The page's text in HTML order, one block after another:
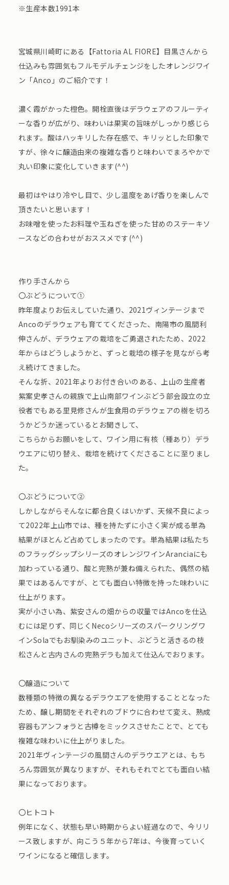
※生産本数1991本
宮城県川崎町にある【Fattoria AL FIORE】目黒さんから
仕込みも雰囲気もフルモデルチェンジをしたオレンジワイ
ン「Anco」のご紹介です！
濃く霞がかった橙色。開栓直後はデラウェアのフルーティ
ーな香りが広がり、味わいは果実の旨味がしっかり感じら
れます。酸はハッキリした存在感で、キリッとした印象で
すが、徐々に醸造由来の複雑な香りと味わいでまろやかで
丸い印象に変化していきます(^^)
最初はやはり冷やし目で、少し温度をあげ香りを楽しんで
頂きたいと思います！
お味噌を使ったお料理や玉ねぎを使った甘めのステーキソ
ースなどの合わせがおススメです(^^)
作り手さんから
〇ぶどうについて①
昨年度よりお伝えしていた通り、2021ヴィンテージまで
Ancoのデラウェアも育ててくださった、南陽市の風間利
伸さんが、デラウェアの栽培をご勇退されたため、2022
年からはどうしようかと、ずっと栽培の様子を見ながら考
え続けてきました。
そんな折、2021年よりお付き合いのある、上山の生産者
紫案史孝さんの親族で上山南部ワインぶどう部会設立の立
役者でもある里見修さんが生食用のデラウェアの樹を切ろ
うかどうか迷っているとお聞きして、
こちらからお願いをして、ワイン用に有核（種あり）デラ
ウエアに切り替え、栽培を続けてくださることに至りまし
た。
〇ぶどうについて②
しかしながらそんなに都合良くはいかず、天候不良によっ
て2022年上山市では、種を持たずに小さく実が成る単為
結果がほとんど占めてしまったのです。単為結果は私たち
のフラッグシップシリーズのオレンジワインAranciaにも
加わっている通り、酸と完熟が兼ね備えられた、偶然の結
果ではあるんですが、とても面白い特徴を持った味わいに
仕上がります。
実が小さい為、紫安さんの畑からの収量ではAncoを仕込
むには足りず、同じくNecoシリーズのスパークリングワ
インSolaでもお馴染みのユニット、ぶどうと活きるの枝
松さんと古内さんの完熟デラも加えて仕込んでおります。
〇醸造について
数種類の特徴の異なるデラウエアを使用することとなった
ため、醸し期間をそれぞれのブドウに合わせて変え、熟成
容器もアンフォラと古樽をミックスさせたことで、とても
複雑な味わいに仕上がりました。
2021年ヴィンテージの風間さんのデラウエアとは、もち
ろん雰囲気が異なりますが、それもそれでとても面白い結
果になっております。
〇ヒトコト
例年になく、状態も早い時期からよい経過なので、今リリ
ース致しますが、向こう５年から7年は、今後育っていく
ワインになると確信します。